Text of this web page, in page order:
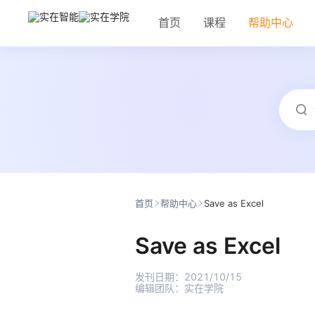
首页 课程 帮助中心
首页 帮助中心 Save as Excel
Save as Excel
发刊日期： 2021/10/15
编辑团队： 实在学院